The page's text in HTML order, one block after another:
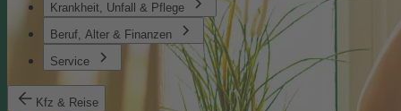
Krankheit, Unfall & Pflege
Beruf, Alter & Finanzen
Service
Kfz & Reise